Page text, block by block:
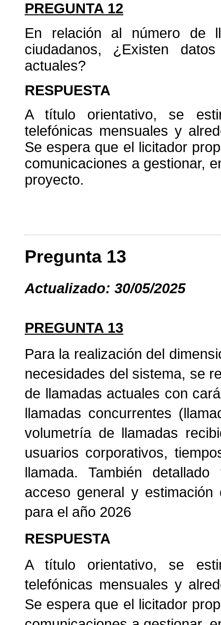
PREGUNTA 12
En relación al número de
ciudadanos, ¿Existen
actuales?
RESPUESTA
A título orientativo, se
telefónicas mensuales y
Se espera que el licitador
comunicaciones a gestionar,
proyecto.
Pregunta 13
Actualizado: 30/05/2025
PREGUNTA 13
Para la realización del
necesidades del sistema, se
de llamadas actuales con
llamadas concurrentes
volumetría de llamadas
usuarios corporativos,
llamada. También
acceso general y
para el año 2026
RESPUESTA
A título orientativo, se
telefónicas mensuales y
Se espera que el licitador